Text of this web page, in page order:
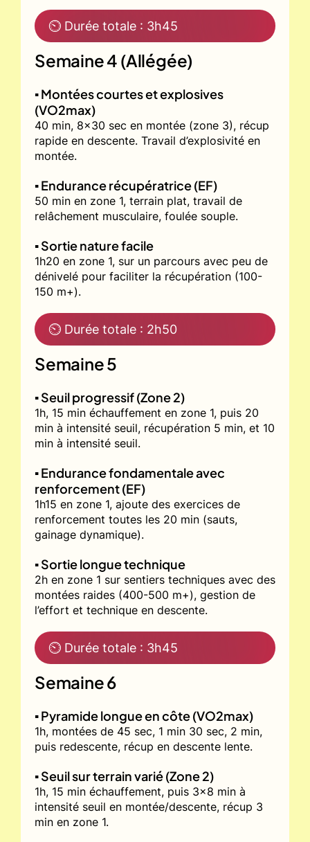
⏲ Durée totale : 3h45
Semaine 4 (Allégée)
▪️ Montées courtes et explosives
(VO2max)
40 min, 8x30 sec en montée (zone 3), récup
rapide en descente. Travail d’explosivité en
montée.
▪️ Endurance récupératrice (EF)
50 min en zone 1, terrain plat, travail de
relâchement musculaire, foulée souple.
▪️ Sortie nature facile
1h20 en zone 1, sur un parcours avec peu de
dénivelé pour faciliter la récupération (100-
150 m+).
⏲ Durée totale : 2h50
Semaine 5
▪️ Seuil progressif (Zone 2)
1h, 15 min échauffement en zone 1, puis 20
min à intensité seuil, récupération 5 min, et 10
min à intensité seuil.
▪️ Endurance fondamentale avec
renforcement (EF)
1h15 en zone 1, ajoute des exercices de
renforcement toutes les 20 min (sauts,
gainage dynamique).
▪️ Sortie longue technique
2h en zone 1 sur sentiers techniques avec des
montées raides (400-500 m+), gestion de
l’effort et technique en descente.
⏲ Durée totale : 3h45
Semaine 6
▪️ Pyramide longue en côte (VO2max)
1h, montées de 45 sec, 1 min 30 sec, 2 min,
puis redescente, récup en descente lente.
▪️ Seuil sur terrain varié (Zone 2)
1h, 15 min échauffement, puis 3x8 min à
intensité seuil en montée/descente, récup 3
min en zone 1.